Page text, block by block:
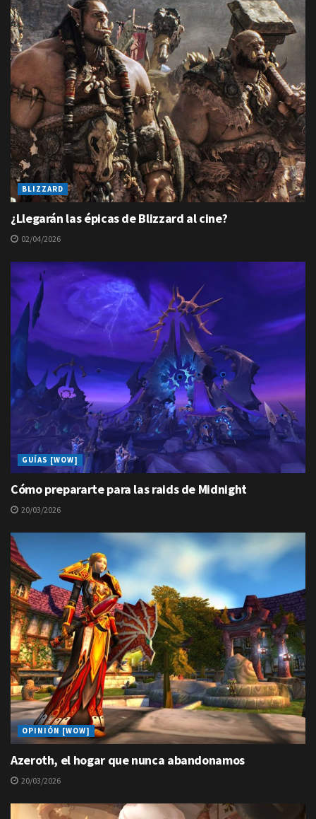
BLIZZARD
¿Llegarán las épicas de Blizzard al cine?
02/04/2026
GUÍAS [WOW]
Cómo prepararte para las raids de Midnight
20/03/2026
OPINIÓN [WOW]
Azeroth, el hogar que nunca abandonamos
20/03/2026